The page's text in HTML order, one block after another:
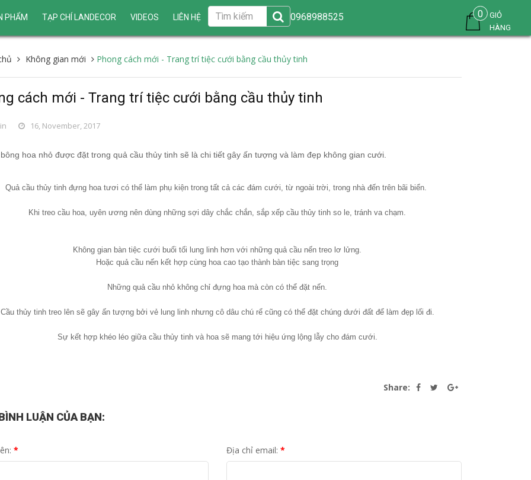
PHẨM TẠP CHÍ LANDECOR VIDEOS LIÊN HỆ 0968988525 0
GIỎ
HÀNG
Không gian mới Phong cách mới - Trang trí tiệc cưới bằng cầu thủy tinh
cách mới - Trang trí tiệc cưới bằng cầu thủy tinh
16, November, 2017
hoa nhỏ được đặt trong quả cầu thủy tinh sẽ là chi tiết gây ấn tượng và làm đẹp không gian cưới.
Quả cầu thủy tinh đựng hoa tươi có thể làm phụ kiện trong tất cả các đám cưới, từ ngoài trời, trong nhà đến trên bãi biển.
Khi treo cầu hoa, uyên ương nên dùng những sợi dây chắc chắn, sắp xếp cầu thủy tinh so le, tránh va chạm.
Không gian bàn tiệc cưới buổi tối lung linh hơn với những quả cầu nến treo lơ lửng.
Hoặc quả cầu nến kết hợp cùng hoa cao tạo thành bàn tiệc sang trọng
Những quả cầu nhỏ không chỉ đựng hoa mà còn có thể đặt nến.
Cầu thủy tinh treo lên sẽ gây ấn tượng bởi vẻ lung linh nhưng cô dâu chú rể cũng có thể đặt chúng dưới đất để làm đẹp lối đi.
Sự kết hợp khéo léo giữa cầu thủy tinh và hoa sẽ mang tới hiệu ứng lộng lẫy cho đám cưới.
Share:
LUẬN CỦA BẠN:
* Địa chỉ email: *